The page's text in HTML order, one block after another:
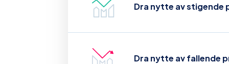
Dra nytte av stigende
Dra nytte av fallende